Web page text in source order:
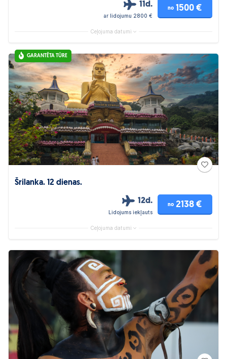
11d.
ar lidojumu 2800 €
no 1500 €
Ceļojuma datumi
GARANTĒTA TŪRE
Šrilanka. 12 dienas.
12d.
Lidojums iekļauts
no 2138 €
Ceļojuma datumi